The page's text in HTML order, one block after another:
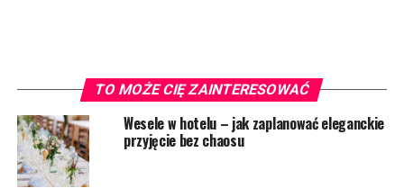
TO MOŻE CIĘ ZAINTERESOWAĆ
Wesele w hotelu – jak zaplanować eleganckie
przyjęcie bez chaosu